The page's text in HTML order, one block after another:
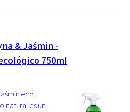
& Jaśmin -
750ml
eco
natural es un